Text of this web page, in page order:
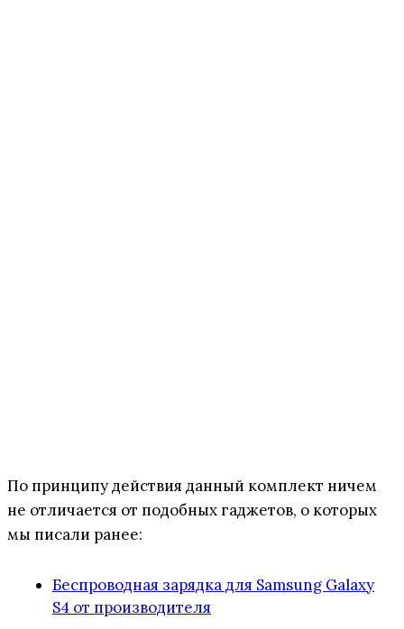
По принципу действия данный комплект ничем
не отличается от подобных гаджетов, о которых
мы писали ранее:
Беспроводная зарядка для Samsung Galaxy
S4 от производителя